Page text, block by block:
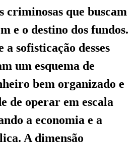
criminosas que buscam
e o destino dos fundos.
a sofisticação desses
um esquema de
bem organizado e
de operar em escala
a economia e a
A dimensão